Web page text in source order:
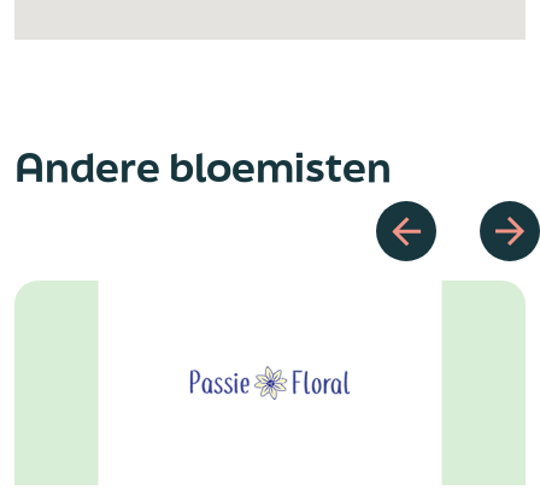
Andere bloemisten